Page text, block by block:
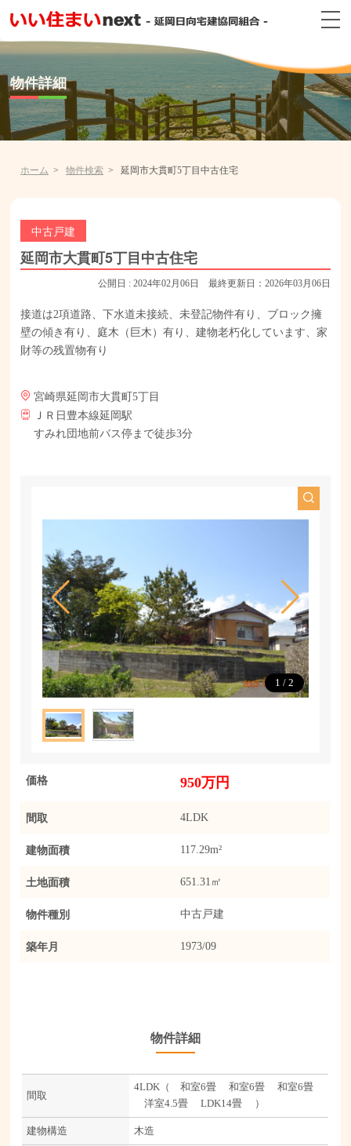
物件詳細
ホーム 物件検索 延岡市大貫町5丁目中古住宅
中古戸建
延岡市大貫町5丁目中古住宅
公開日 : 2024年02月06日 最終更新日：2026年03月06日
接道は2項道路、下水道未接続、未登記物件有り、ブロック擁
壁の傾き有り、庭木（巨木）有り、建物老朽化しています、家
財等の残置物有り
宮崎県延岡市大貫町5丁目
ＪＲ日豊本線延岡駅
すみれ団地前バス停まで徒歩3分
1 /2
価格 950万円
間取 4LDK
建物面積 117.29m²
土地面積 651.31㎡
物件種別 中古戸建
築年月 1973/09
物件詳細
間取
4LDK（ 和室6畳 和室6畳 和室6畳
洋室4.5畳 LDK14畳 ）
建物構造 木造